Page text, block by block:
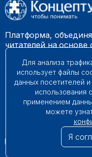
Платформа,
читателей на
гармоничного
встретить на
России.
© 2009 – 2026. Все
Для анализа
использует файлы
данных посетителей
использования
применением
можете
Я